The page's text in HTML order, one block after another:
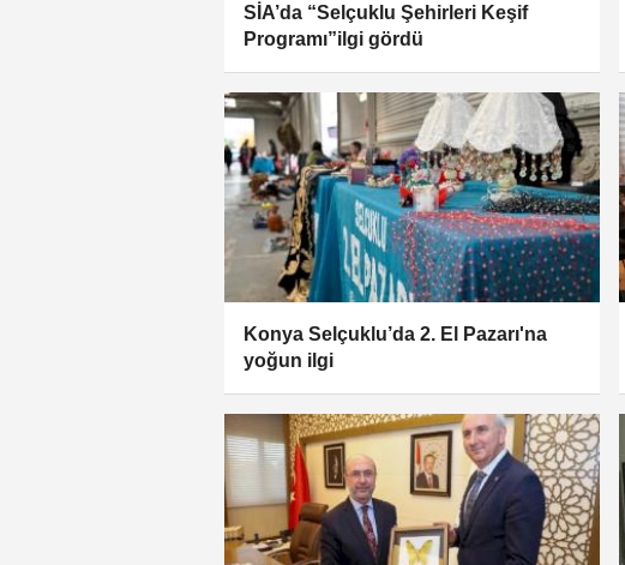
SİA’da “Selçuklu Şehirleri Keşif
Programı”ilgi gördü
Konya Selçuklu’da 2. El Pazarı'na
yoğun ilgi